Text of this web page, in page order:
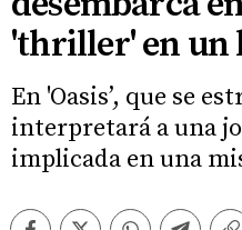
'thriller' en un
En 'Oasis’, que se
interpretará a una
implicada en una